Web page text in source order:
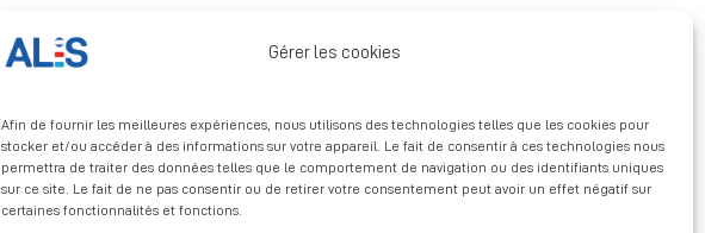
Gérer les cookies
Afin de fournir les meilleures expériences, nous utilisons des technologies telles que les cookies pour
stocker et/ou accéder à des informations sur votre appareil. Le fait de consentir à ces technologies nous
permettra de traiter des données telles que le comportement de navigation ou des identifiants uniques
sur ce site. Le fait de ne pas consentir ou de retirer votre consentement peut avoir un effet négatif sur
certaines fonctionnalités et fonctions.